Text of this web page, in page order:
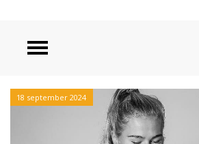
18 september 2024